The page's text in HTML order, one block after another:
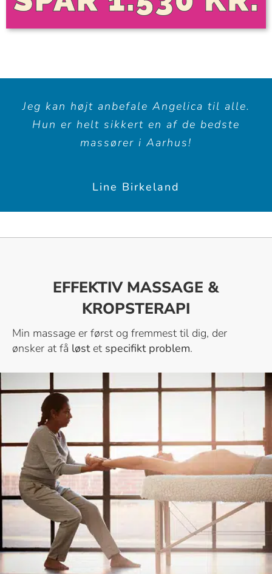
Jeg kan højt anbefale Angelica til alle.
Hun er helt sikkert en af de bedste
massører i Aarhus!
Line Birkeland
EFFEKTIV MASSAGE &
KROPSTERAPI
Min massage er først og fremmest til dig, der
ønsker at få løstet specifikt problem.